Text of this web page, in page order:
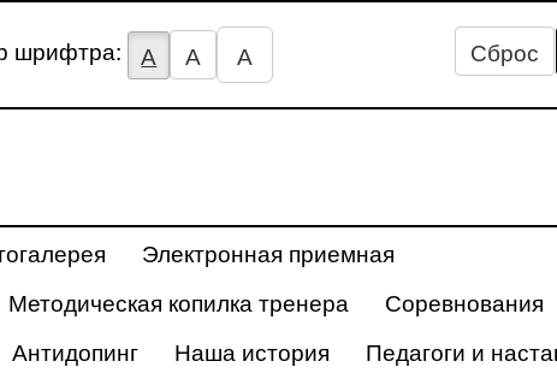
шрифтра: А А А Сброс
Электронная приемная
Методическая копилка тренера Соревнования
Антидопинг Наша история Педагоги и